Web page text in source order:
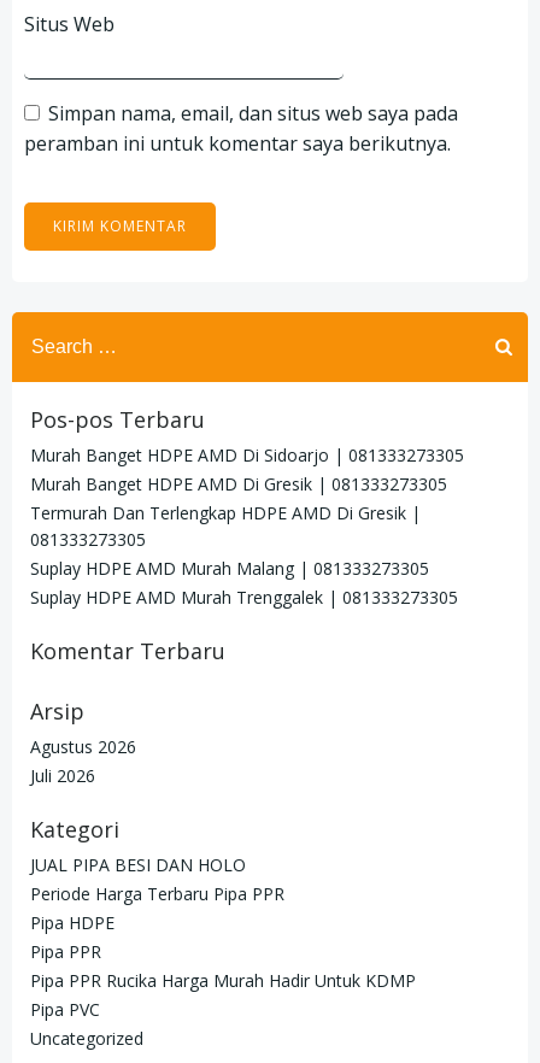
Situs Web
Simpan nama, email, dan situs web saya pada
peramban ini untuk komentar saya berikutnya.
Search
for:
Pos-pos Terbaru
Murah Banget HDPE AMD Di Sidoarjo | 081333273305
Murah Banget HDPE AMD Di Gresik | 081333273305
Termurah Dan Terlengkap HDPE AMD Di Gresik |
081333273305
Suplay HDPE AMD Murah Malang | 081333273305
Suplay HDPE AMD Murah Trenggalek | 081333273305
Komentar Terbaru
Arsip
Agustus 2026
Juli 2026
Kategori
JUAL PIPA BESI DAN HOLO
Periode Harga Terbaru Pipa PPR
Pipa HDPE
Pipa PPR
Pipa PPR Rucika Harga Murah Hadir Untuk KDMP
Pipa PVC
Uncategorized